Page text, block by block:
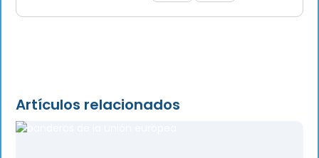
Artículos relacionados